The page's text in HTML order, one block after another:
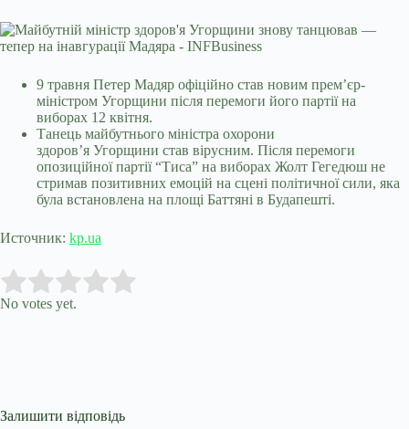
9 травня Петер Мадяр офіційно став новим прем’єр-
міністром Угорщини після перемоги його партії на
виборах 12 квітня.
Танець майбутнього міністра охорони
здоровʼя Угорщини став вірусним. Після перемоги
опозиційної партії “Тиса” на виборах Жолт Гегедюш не
стримав позитивних емоцій на сцені політичної сили, яка
була встановлена на площі Баттяні в Будапешті.
Источник: kp.ua
Rate this item:
No votes yet.
Залишити відповідь